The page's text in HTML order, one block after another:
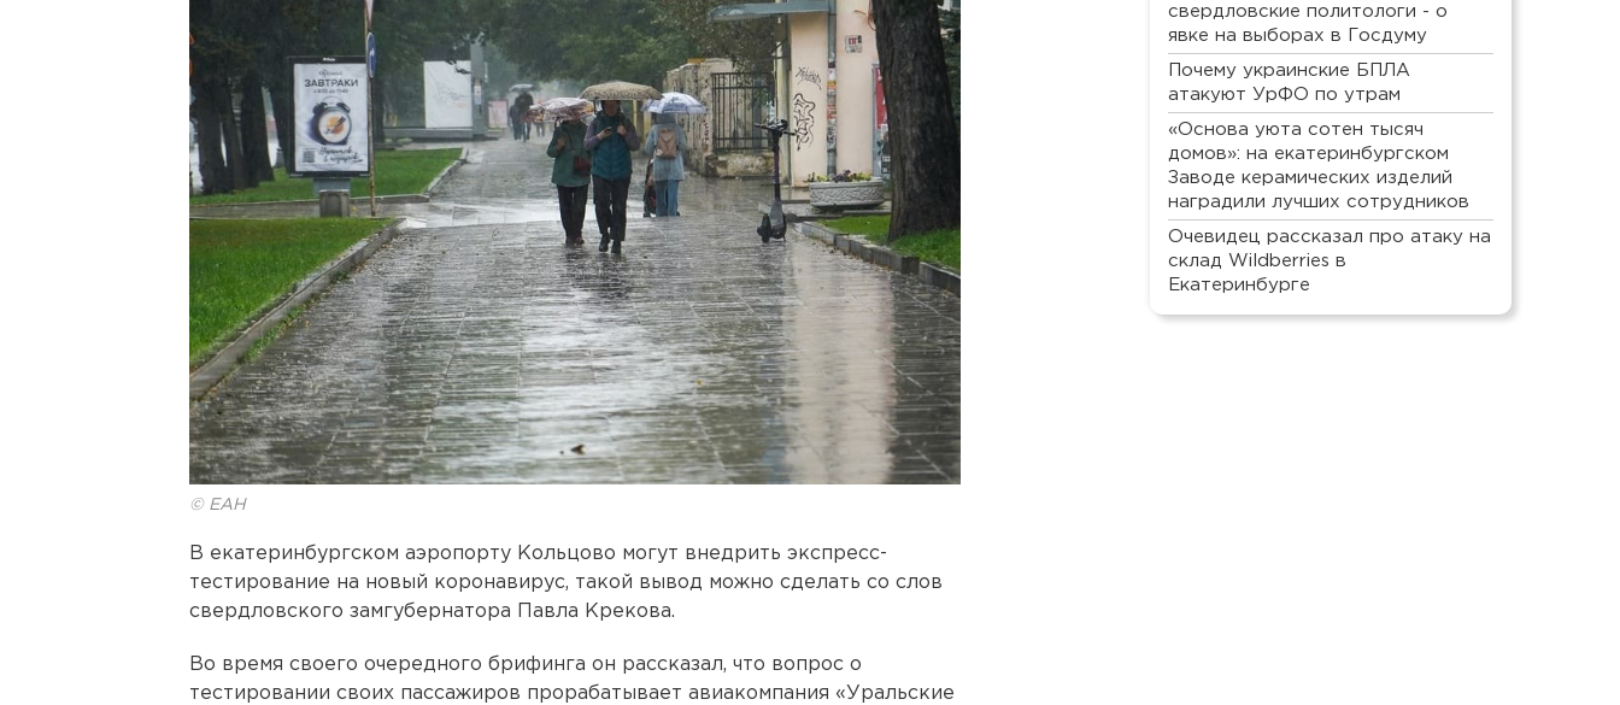
© ЕАН
В екатеринбургском аэропорту Кольцово могут внедрить экспресс-
тестирование на новый коронавирус, такой вывод можно сделать со слов
свердловского замгубернатора Павла Крекова.
Во время своего очередного брифинга он рассказал, что вопрос о
тестировании своих пассажиров прорабатывает авиакомпания «Уральские
свердловские политологи - о
явке на выборах в Госдуму
Почему украинские БПЛА
атакуют УрФО по утрам
«Основа уюта сотен тысяч
домов»: на екатеринбургском
Заводе керамических изделий
наградили лучших сотрудников
Очевидец рассказал про атаку на
склад Wildberries в
Екатеринбурге